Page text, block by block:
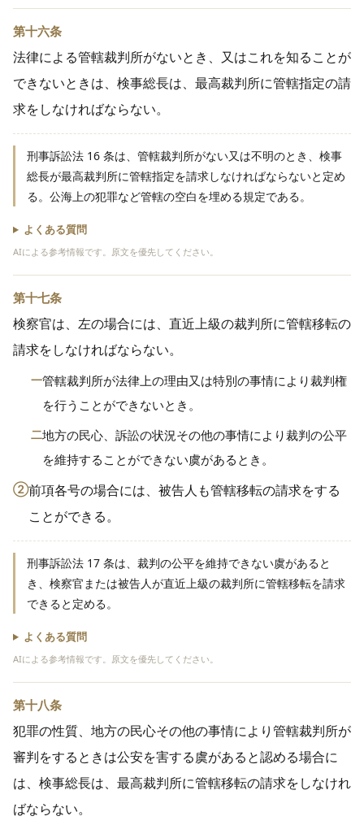
第十六条
法律による管轄裁判所がないとき、又はこれを知ることが
できないときは、検事総長は、最高裁判所に管轄指定の請
求をしなければならない。
刑事訴訟法 16 条は、管轄裁判所がない又は不明のとき、検事
総長が最高裁判所に管轄指定を請求しなければならないと定め
る。公海上の犯罪など管轄の空白を埋める規定である。
よくある質問
AIによる参考情報です。原文を優先してください。
第十七条
検察官は、左の場合には、直近上級の裁判所に管轄移転の
請求をしなければならない。
一管轄裁判所が法律上の理由又は特別の事情により裁判権
を行うことができないとき。
二地方の民心、訴訟の状況その他の事情により裁判の公平
を維持することができない虞があるとき。
②前項各号の場合には、被告人も管轄移転の請求をする
ことができる。
刑事訴訟法 17 条は、裁判の公平を維持できない虞があると
き、検察官または被告人が直近上級の裁判所に管轄移転を請求
できると定める。
よくある質問
AIによる参考情報です。原文を優先してください。
第十八条
犯罪の性質、地方の民心その他の事情により管轄裁判所が
審判をするときは公安を害する虞があると認める場合に
は、検事総長は、最高裁判所に管轄移転の請求をしなけれ
ばならない。